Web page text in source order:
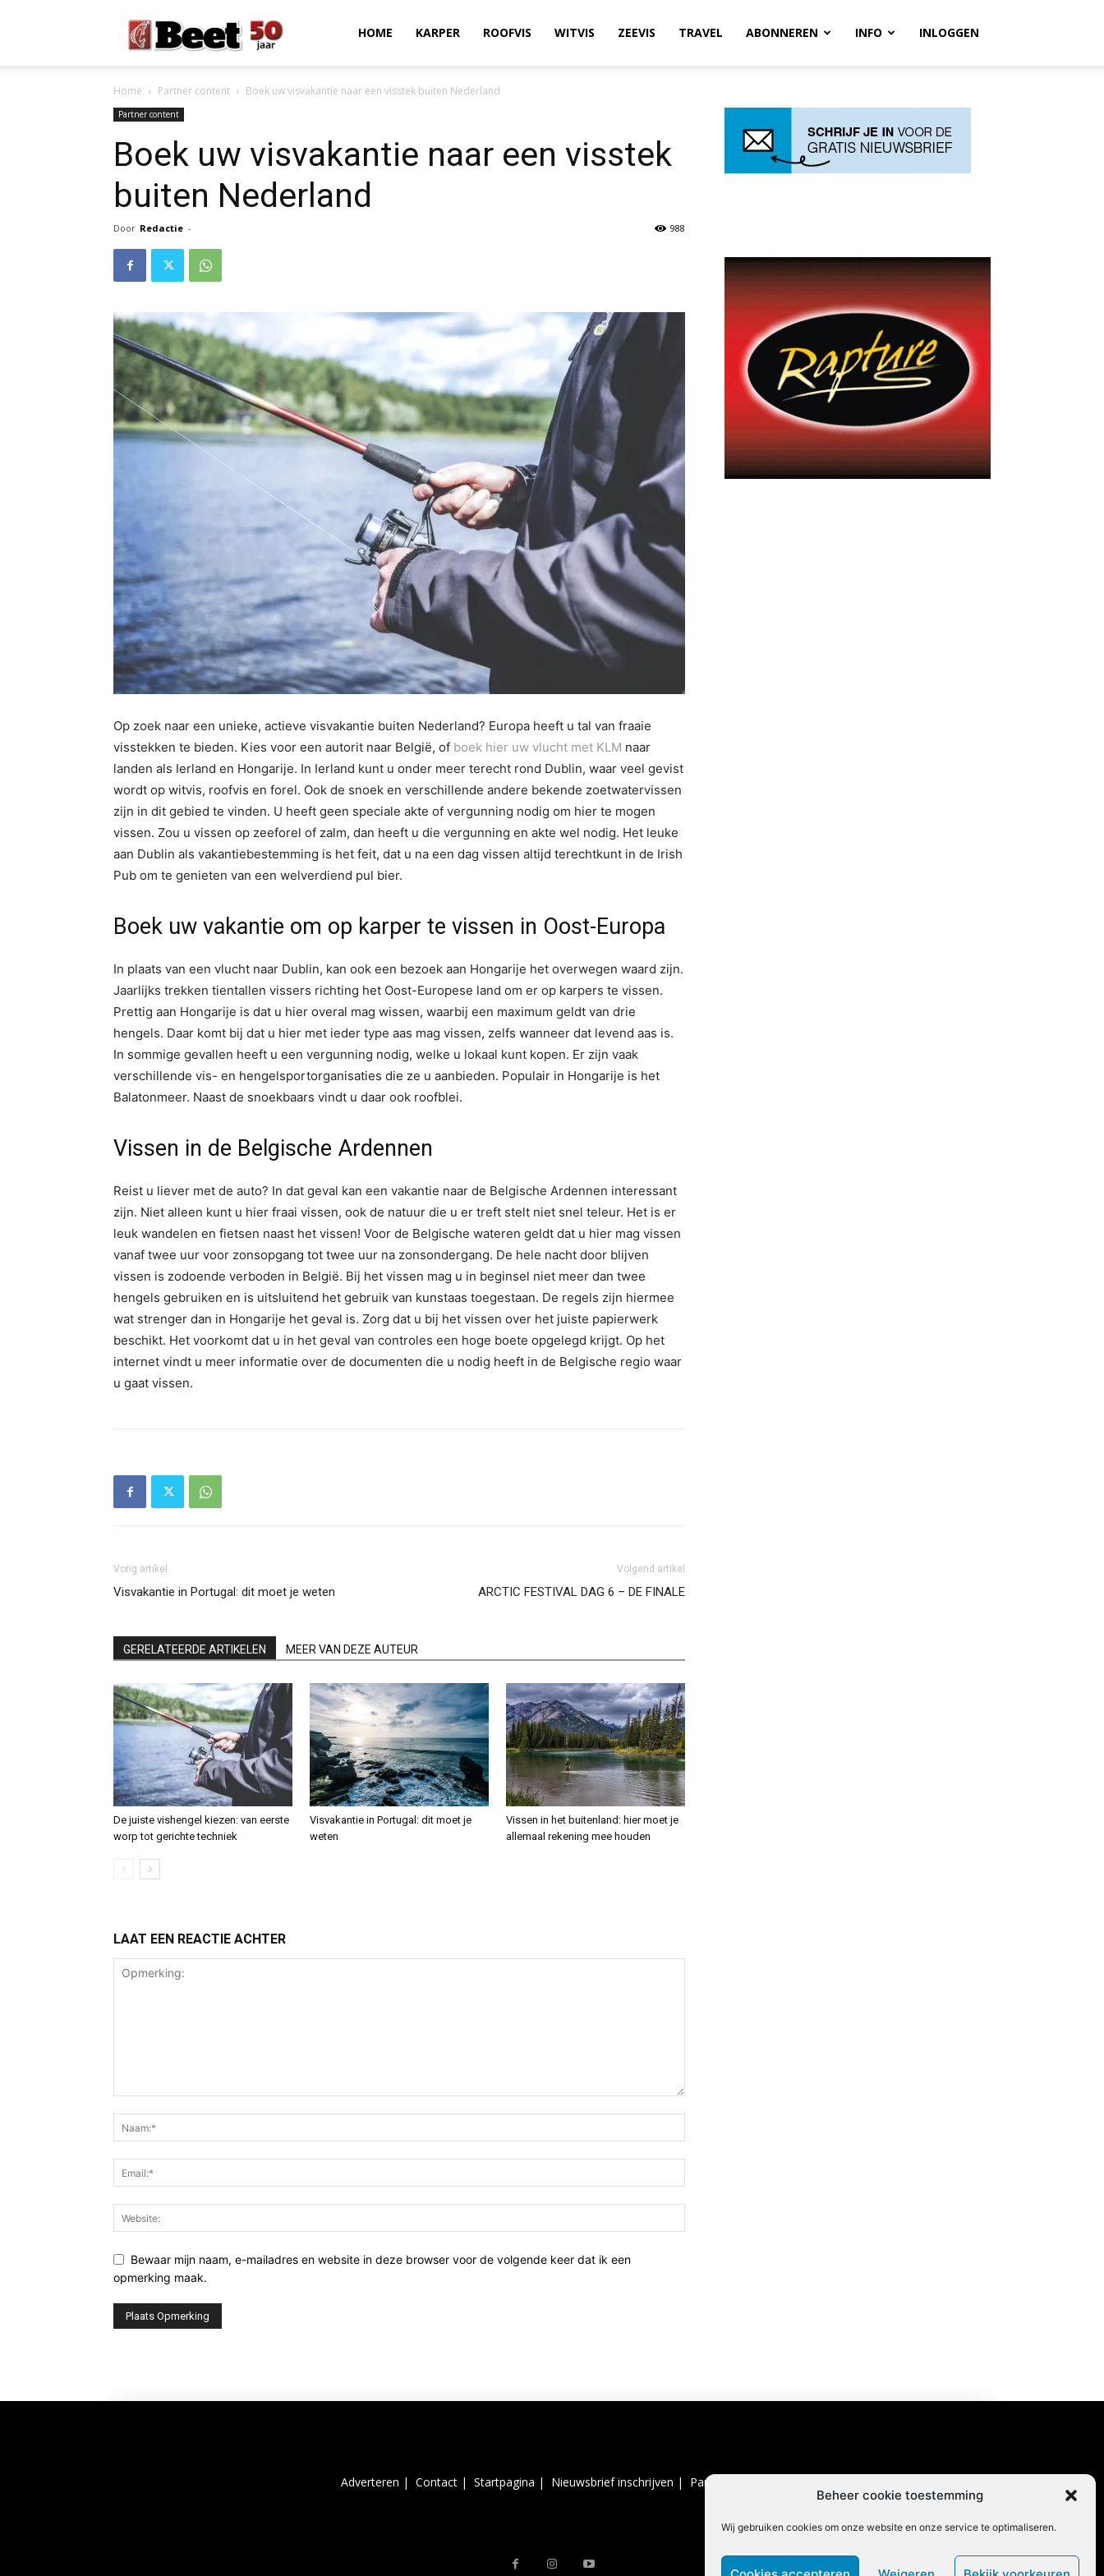
Beheer cookie toestemming
Wij gebruiken cookies om onze website en onze service te optimaliseren.
Magazine
HOME KARPER ROOFVIS WITVIS ZEEVIS TRAVEL ABONNEREN INFO INLOGGEN
Home Partner content Boek uw visvakantie naar een visstek buiten Nederland
Partner content
Boek uw visvakantie naar een visstek
buiten Nederland
Door Redactie - 988
Op zoek naar een unieke, actieve visvakantie buiten Nederland? Europa heeft u tal van fraaie
visstekken te bieden. Kies voor een autorit naar België, of boek hier uw vlucht met KLM naar
landen als Ierland en Hongarije. In Ierland kunt u onder meer terecht rond Dublin, waar veel gevist
wordt op witvis, roofvis en forel. Ook de snoek en verschillende andere bekende zoetwatervissen
zijn in dit gebied te vinden. U heeft geen speciale akte of vergunning nodig om hier te mogen
vissen. Zou u vissen op zeeforel of zalm, dan heeft u die vergunning en akte wel nodig. Het leuke
aan Dublin als vakantiebestemming is het feit, dat u na een dag vissen altijd terechtkunt in de Irish
Pub om te genieten van een welverdiend pul bier.
Boek uw vakantie om op karper te vissen in Oost-Europa
In plaats van een vlucht naar Dublin, kan ook een bezoek aan Hongarije het overwegen waard zijn.
Jaarlijks trekken tientallen vissers richting het Oost-Europese land om er op karpers te vissen.
Prettig aan Hongarije is dat u hier overal mag wissen, waarbij een maximum geldt van drie
hengels. Daar komt bij dat u hier met ieder type aas mag vissen, zelfs wanneer dat levend aas is.
In sommige gevallen heeft u een vergunning nodig, welke u lokaal kunt kopen. Er zijn vaak
verschillende vis- en hengelsportorganisaties die ze u aanbieden. Populair in Hongarije is het
Balatonmeer. Naast de snoekbaars vindt u daar ook roofblei.
Vissen in de Belgische Ardennen
Reist u liever met de auto? In dat geval kan een vakantie naar de Belgische Ardennen interessant
zijn. Niet alleen kunt u hier fraai vissen, ook de natuur die u er treft stelt niet snel teleur. Het is er
leuk wandelen en fietsen naast het vissen! Voor de Belgische wateren geldt dat u hier mag vissen
vanaf twee uur voor zonsopgang tot twee uur na zonsondergang. De hele nacht door blijven
vissen is zodoende verboden in België. Bij het vissen mag u in beginsel niet meer dan twee
hengels gebruiken en is uitsluitend het gebruik van kunstaas toegestaan. De regels zijn hiermee
wat strenger dan in Hongarije het geval is. Zorg dat u bij het vissen over het juiste papierwerk
beschikt. Het voorkomt dat u in het geval van controles een hoge boete opgelegd krijgt. Op het
internet vindt u meer informatie over de documenten die u nodig heeft in de Belgische regio waar
u gaat vissen.
Vorig artikel
Visvakantie in Portugal: dit moet je weten
Volgend artikel
ARCTIC FESTIVAL DAG 6 – DE FINALE
GERELATEERDE ARTIKELEN MEER VAN DEZE AUTEUR
De juiste vishengel kiezen: van eerste
worp tot gerichte techniek
Visvakantie in Portugal: dit moet je
weten
Vissen in het buitenland: hier moet je
allemaal rekening mee houden
LAAT EEN REACTIE ACHTER
Bewaar mijn naam, e-mailadres en website in deze browser voor de volgende keer dat ik een
opmerking maak.
Adverteren | Contact | Startpagina | Nieuwsbrief inschrijven | Partner content